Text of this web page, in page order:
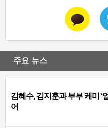
주요 뉴스
김혜수, 김지훈과 부부 케미 ‘
어